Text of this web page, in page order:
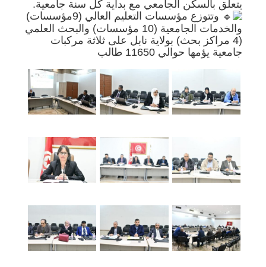
يتعلق بالسكن الجامعي مع بداية كل سنة جامعية.
وتتوزع مؤسسات التعليم العالي (9مؤسسات)
والخدمات الجامعية (10 مؤسسات) والبحث العلمي
(4 مراكز بحث) بولاية نابل على ثلاثة مركبات
جامعية يؤمها حوالي 11650 طالب